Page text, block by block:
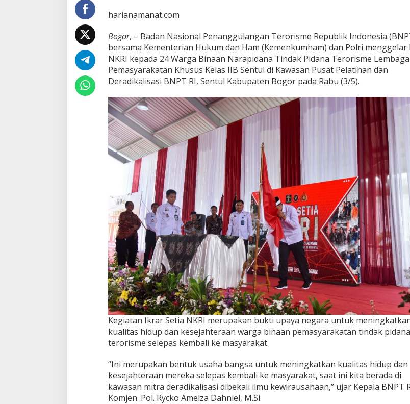
harianamanat.com
Bogor, – Badan Nasional Penanggulangan Terorisme Republik Indonesia
bersama Kementerian Hukum dan Ham (Kemenkumham) dan Polri
NKRI kepada 24 Warga Binaan Narapidana Tindak Pidana Terorisme Lembaga
Pemasyarakatan Khusus Kelas IIB Sentul di Kawasan Pusat Pelatihan dan
Deradikalisasi BNPT RI, Sentul Kabupaten Bogor pada Rabu (3/5).
Kegiatan Ikrar Setia NKRI merupakan bukti upaya negara untuk
kualitas hidup dan kesejahteraan warga binaan pemasyarakatan tindak pidana
terorisme selepas kembali ke masyarakat.
“Ini merupakan bentuk usaha bangsa untuk meningkatkan kualitas hidup dan
kesejahteraan mereka selepas kembali ke masyarakat, saat ini kita berada di
kawasan mitra deradikalisasi dibekali ilmu kewirausahaan,” ujar Kepala BNPT
Komjen. Pol. Rycko Amelza Dahniel, M.Si.
Gubernur Miq Iqbal
Capaian Ekonomi
Makmur Mendunia saat
Di Daerah, Politik Maret 31, 2026